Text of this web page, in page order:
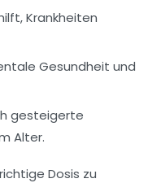
Krankheiten
Gesundheit und
gesteigerte
Alter.
Dosis zu